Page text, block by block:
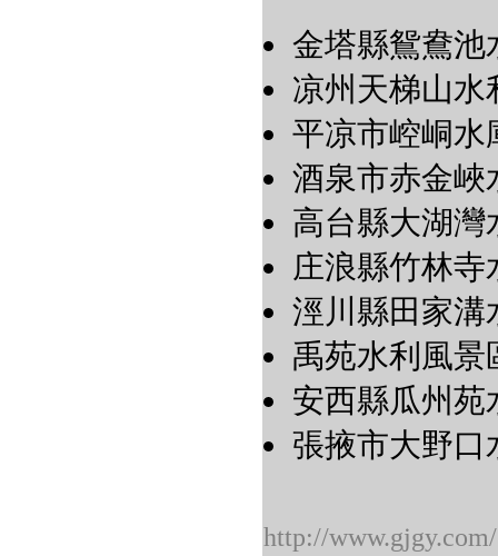
金塔縣鴛鴦池
凉州天梯山水
平凉市崆峒水
酒泉市赤金峽
高台縣大湖灣
庄浪縣竹林寺
涇川縣田家溝
禹苑水利風景
安西縣瓜州苑
張掖市大野口
http://www.gjgy.com/